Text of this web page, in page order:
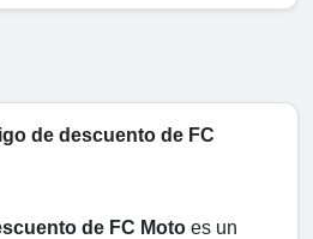
de descuento de FC
de FC Moto es un